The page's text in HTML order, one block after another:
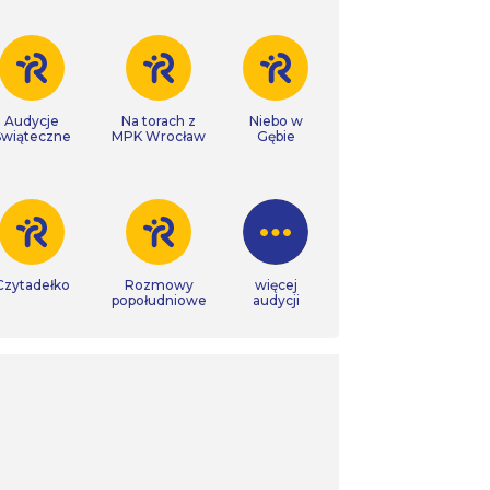
Audycje
Na torach z
MPK Wrocław
Niebo w
Gębie
Rozmowy
popołudniowe
więcej
audycji